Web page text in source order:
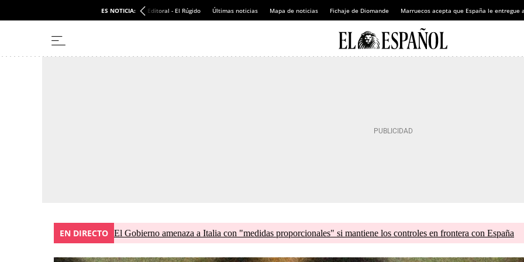
ES NOTICIA: Editoral - El Rúgido Últimas noticias Mapa de noticias Fichaje de Diomande Marruecos acepta que España le entregue
EN DIRECTO El Gobierno amenaza a Italia con "medidas proporcionales" si mantiene los controles en frontera con España